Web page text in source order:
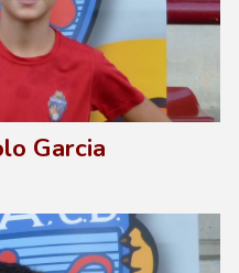
Garcia